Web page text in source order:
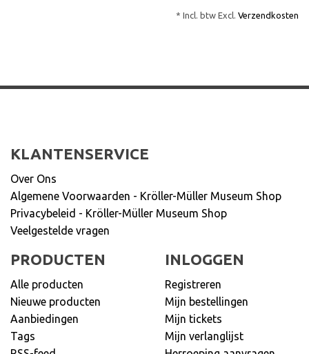
* Incl. btw Excl. Verzendkosten
KLANTENSERVICE
Over Ons
Algemene Voorwaarden - Kröller-Müller Museum Shop
Privacybeleid - Kröller-Müller Museum Shop
Veelgestelde vragen
PRODUCTEN
Alle producten
Nieuwe producten
Aanbiedingen
Tags
INLOGGEN
Registreren
Mijn bestellingen
Mijn tickets
Mijn verlanglijst